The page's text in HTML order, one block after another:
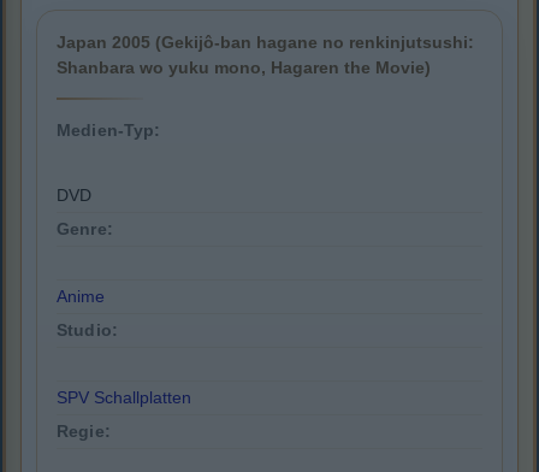
Japan 2005 (Gekijô-ban hagane no renkinjutsushi:
Shanbara wo yuku mono, Hagaren the Movie)
Medien-Typ:
DVD
Genre:
Anime
Studio:
SPV Schallplatten
Regie: